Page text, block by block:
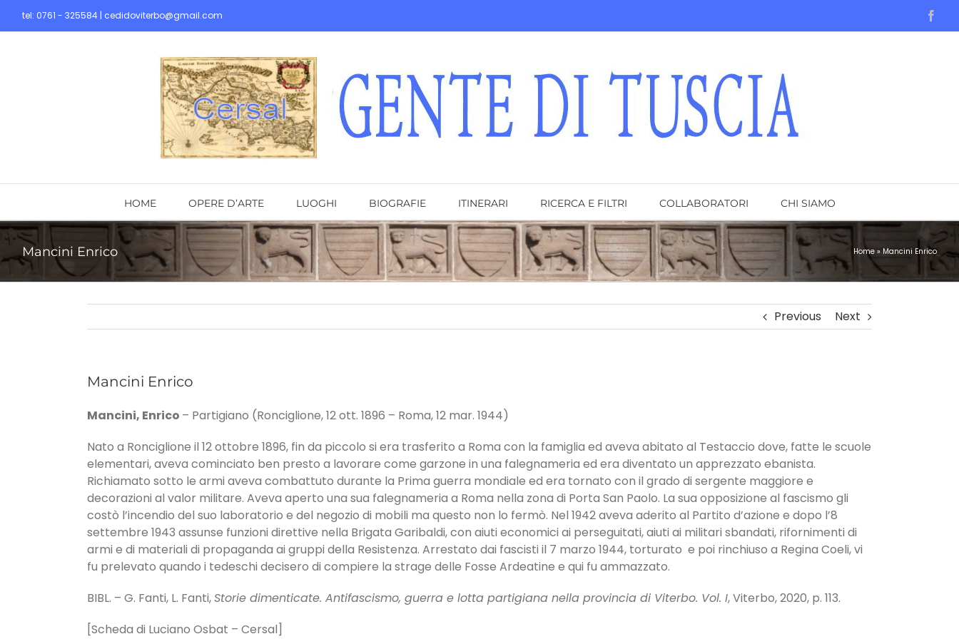
tel: 0761 - 325584 | cedidoviterbo@gmail.com
HOME OPERE D’ARTE LUOGHI BIOGRAFIE ITINERARI RICERCA E FILTRI COLLABORATORI CHI SIAMO
Mancini Enrico Home » Mancini Enrico
Previous Next
Mancini Enrico
Mancini, Enrico – Partigiano (Ronciglione, 12 ott. 1896 – Roma, 12 mar. 1944)
Nato a Ronciglione il 12 ottobre 1896, fin da piccolo si era trasferito a Roma con la famiglia ed aveva abitato al Testaccio dove, fatte le scuole
elementari, aveva cominciato ben presto a lavorare come garzone in una falegnameria ed era diventato un apprezzato ebanista.
Richiamato sotto le armi aveva combattuto durante la Prima guerra mondiale ed era tornato con il grado di sergente maggiore e
decorazioni al valor militare. Aveva aperto una sua falegnameria a Roma nella zona di Porta San Paolo. La sua opposizione al fascismo gli
costò l’incendio del suo laboratorio e del negozio di mobili ma questo non lo fermò. Nel 1942 aveva aderito al Partito d’azione e dopo l’8
settembre 1943 assunse funzioni direttive nella Brigata Garibaldi, con aiuti economici ai perseguitati, aiuti ai militari sbandati, rifornimenti di
armi e di materiali di propaganda ai gruppi della Resistenza. Arrestato dai fascisti il 7 marzo 1944, torturato e poi rinchiuso a Regina Coeli, vi
fu prelevato quando i tedeschi decisero di compiere la strage delle Fosse Ardeatine e qui fu ammazzato.
BIBL. – G. Fanti, L. Fanti,Storie dimenticate. Antifascismo, guerra e lotta partigiana nella provincia di Viterbo. Vol. I, Viterbo, 2020, p. 113.
[Scheda di Luciano Osbat – Cersal]